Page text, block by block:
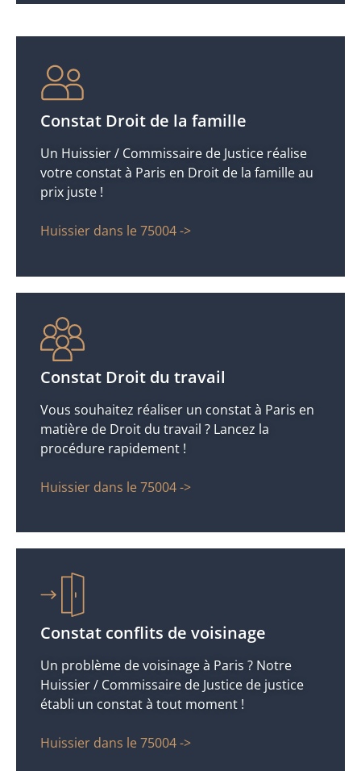
Constat Droit de la famille
Un Huissier / Commissaire de Justice réalise
votre constat à Paris en Droit de la famille au
prix juste !
Huissier dans le 75004 ->
Constat Droit du travail
Vous souhaitez réaliser un constat à Paris en
matière de Droit du travail ? Lancez la
procédure rapidement !
Huissier dans le 75004 ->
Constat conflits de voisinage
Un problème de voisinage à Paris ? Notre
Huissier / Commissaire de Justice de justice
établi un constat à tout moment !
Huissier dans le 75004 ->